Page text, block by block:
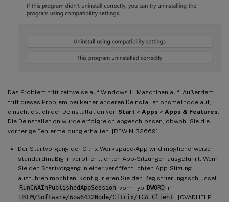
Das Problem tritt zeitweise auf Windows 11-Maschinen auf. Außerdem
tritt dieses Problem bei keiner anderen Deinstallationsmethode auf,
einschließlich der Deinstallation von Start > Apps > Apps & Features
Die Deinstallation wurde erfolgreich abgeschlossen, obwohl Sie die
vorherige Fehlermeldung erhalten. [RFWIN-32669]
Der Startvorgang der Citrix Workspace-App wird möglicherweise
standardmäßig in veröffentlichten App-Sitzungen ausgeführt. Wenn
Sie den Startvorgang in einer veröffentlichten App-Sitzung
ausführen möchten, konfigurieren Sie den Registrierungsschlüssel
RunCWAInPublishedAppSession vom Typ DWORD in
HKLM/Software/Wow6432Node/Citrix/ICA Client
. [CVADHELP-